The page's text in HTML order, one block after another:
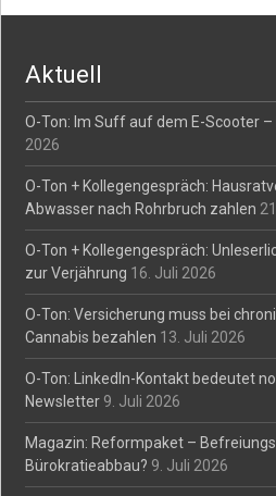
navigation
Aktuell
O-Ton: Im Suff auf dem E-Scooter
2026
O-Ton + Kollegengespräch:
Abwasser nach Rohrbruch zahlen
O-Ton + Kollegengespräch:
zur Verjährung 16. Juli 2026
O-Ton: Versicherung muss bei
Cannabis bezahlen 13. Juli 2026
O-Ton: LinkedIn-Kontakt bedeutet
Newsletter 9. Juli 2026
Magazin: Reformpaket –
Bürokratieabbau? 9. Juli 2026